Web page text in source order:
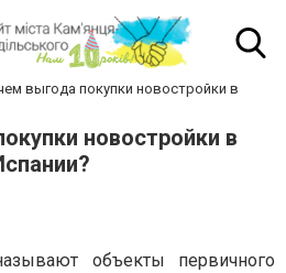
выгода покупки новостройки в
новостройки в
объекты первичного